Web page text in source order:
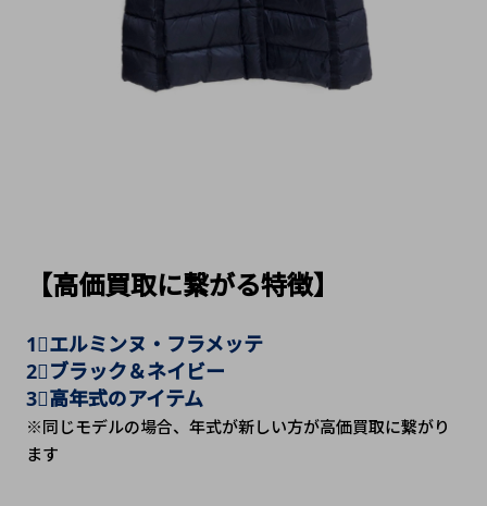
【高価買取に繋がる特徴】
1⃣エルミンヌ・フラメッテ
2⃣ブラック＆ネイビー
3⃣高年式のアイテム
※同じモデルの場合、年式が新しい方が高価買取に繋がり
ます